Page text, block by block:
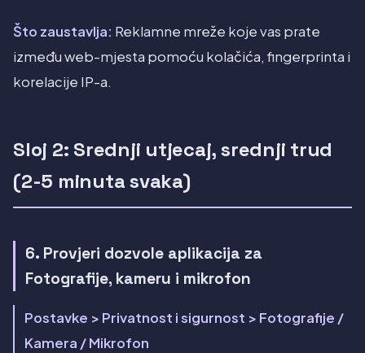
Što zaustavlja: Reklamne mreže koje vas prate
između web-mjesta pomoću kolačića, fingerprinta i
korelacije IP-a.
Sloj 2: Srednji utjecaj, srednji trud
(2-5 minuta svaka)
6. Provjeri dozvole aplikacija za
Fotografije, kameru i mikrofon
Postavke > Privatnost i sigurnost > Fotografije /
Kamera / Mikrofon